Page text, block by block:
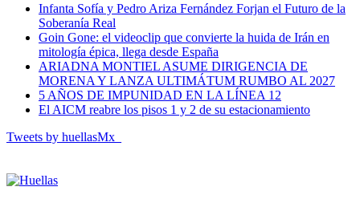
Infanta Sofía y Pedro Ariza Fernández Forjan el Futuro de la
Soberanía Real
Goin Gone: el videoclip que convierte la huida de Irán en
mitología épica, llega desde España
ARIADNA MONTIEL ASUME DIRIGENCIA DE
MORENA Y LANZA ULTIMÁTUM RUMBO AL 2027
5 AÑOS DE IMPUNIDAD EN LA LÍNEA 12
El AICM reabre los pisos 1 y 2 de su estacionamiento
Tweets by huellasMx_